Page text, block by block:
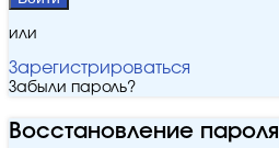
или
Зарегистрироваться
Забыли пароль?
Восстановление пароля